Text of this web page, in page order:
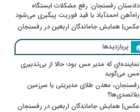
دادستان رفسنجان: رفع مشکلات ایستگاه
راه‌آهن احمدآباد با قید فوریت پیگیری می‌شود
عکس| همایش جاماندگان اربعین در رفسنجان
پربازدیدها
نماینده‌ای که مدیر مس بود؛ حالا از بی‌تدبیری
مس می‌گوید
رفسنجان، معدن طلای مدیریتی یا سرزمین
بلاتصدی‌ها؟
عکس| همایش جاماندگان اربعین در رفسنجان